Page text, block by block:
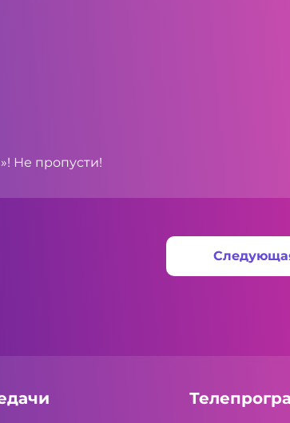
Не пропусти!